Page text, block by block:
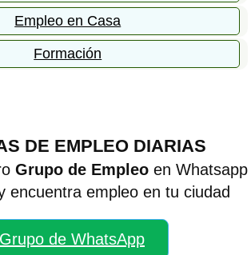
Empleo en Casa
Formación
DE EMPLEO DIARIAS
Grupo de Empleo en Whatsapp
encuentra empleo en tu ciudad
Grupo de WhatsApp